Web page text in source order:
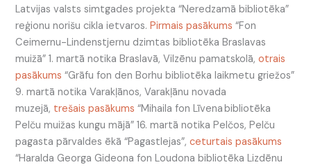
Latvijas valsts simtgades projekta “Neredzamā bibliotēka”
reģionu norišu cikla ietvaros.Pirmais pasākums “Fon
Ceimernu-Lindenstjernu dzimtas bibliotēka Braslavas
muižā” 1. martā notika Braslavā, Vilzēnu pamatskolā,otrais
pasākums “Grāfu fon den Borhu bibliotēka laikmetu griežos”
9. martā notika Varakļānos, Varakļānu novada
muzejā, trešais pasākums “Mihaila fon Līvena bibliotēka
Pelču muižas kungu mājā” 16. martā notika Pelčos, Pelču
pagasta pārvaldes ēkā “Pagastlejas”,ceturtais pasākums
“Haralda Georga Gideona fon Loudona bibliotēka Lizdēnu